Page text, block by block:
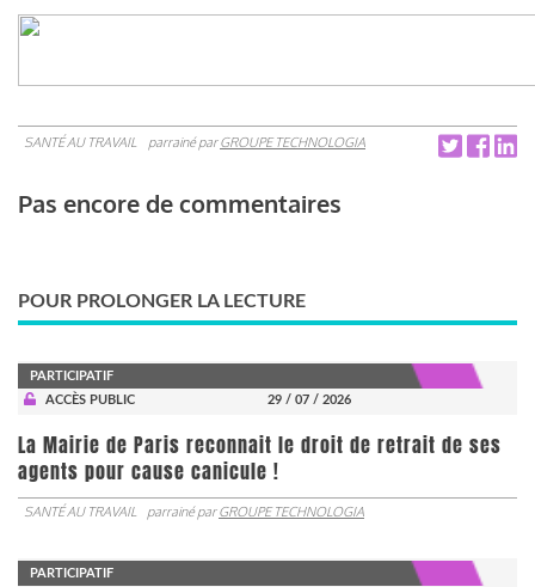
SANTÉ AU TRAVAIL parrainé parGROUPE TECHNOLOGIA
Pas encore de commentaires
POUR PROLONGER LA LECTURE
PARTICIPATIF
ACCÈS PUBLIC
29 / 07 / 2026
La Mairie de Paris reconnait le droit de retrait de ses
agents pour cause canicule !
SANTÉ AU TRAVAIL parrainé parGROUPE TECHNOLOGIA
PARTICIPATIF